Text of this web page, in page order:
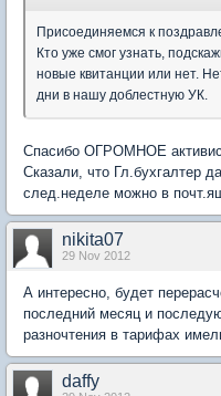
Присоединяемся к
Кто уже смог узнать,
новые квитанции или нет.
дни в нашу доблестную УК.
Спасибо ОГРОМНОЕ
Сказали, что Гл.бухгалтер
след.неделе можно в
nikita07
29 Nov 2012
А интересно, будет
последний месяц и
разночтения в тарифах
daffy